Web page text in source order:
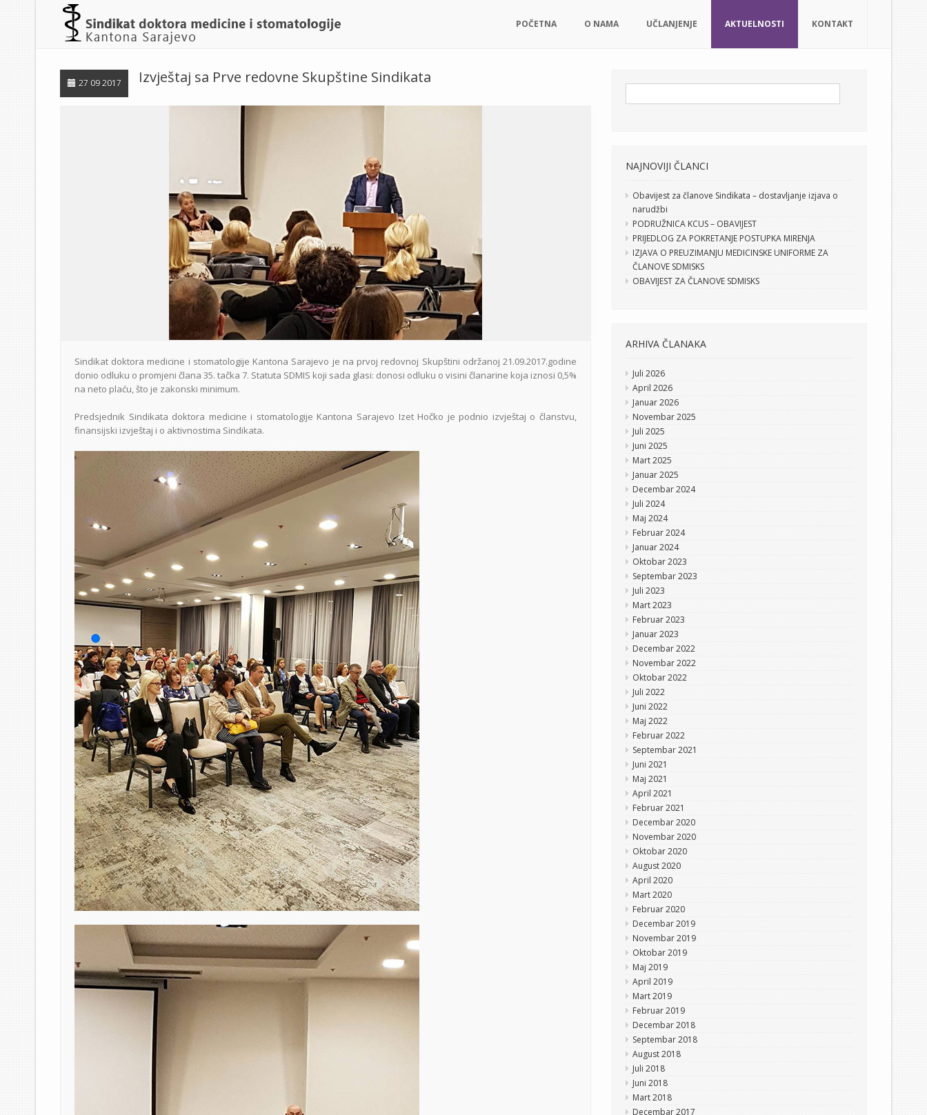
POČETNA O NAMA UČLANJENJE AKTUELNOSTI KONTAKT
27 09 2017 Izvještaj sa Prve redovne Skupštine Sindikata
Sindikat doktora medicine i stomatologije Kantona Sarajevo je na prvoj redovnoj Skupštini održanoj 21.09.2017.godine
donio odluku o promjeni člana 35. tačka 7. Statuta SDMIS koji sada glasi: donosi odluku o visini članarine koja iznosi 0,5%
na neto plaću, što je zakonski minimum.
Predsjednik Sindikata doktora medicine i stomatologije Kantona Sarajevo Izet Hočko je podnio izvještaj o članstvu,
finansijski izvještaj i o aktivnostima Sindikata.
NAJNOVIJI ČLANCI
Obavijest za članove Sindikata – dostavljanje izjava o
narudžbi
PODRUŽNICA KCUS – OBAVIJEST
PRIJEDLOG ZA POKRETANJE POSTUPKA MIRENJA
IZJAVA O PREUZIMANJU MEDICINSKE UNIFORME ZA
ČLANOVE SDMISKS
OBAVIJEST ZA ČLANOVE SDMISKS
ARHIVA ČLANAKA
Juli 2026
April 2026
Januar 2026
Novembar 2025
Juli 2025
Juni 2025
Mart 2025
Januar 2025
Decembar 2024
Juli 2024
Maj 2024
Februar 2024
Januar 2024
Oktobar 2023
Septembar 2023
Juli 2023
Mart 2023
Februar 2023
Januar 2023
Decembar 2022
Novembar 2022
Oktobar 2022
Juli 2022
Juni 2022
Maj 2022
Februar 2022
Septembar 2021
Juni 2021
Maj 2021
April 2021
Februar 2021
Decembar 2020
Novembar 2020
Oktobar 2020
August 2020
April 2020
Mart 2020
Februar 2020
Decembar 2019
Novembar 2019
Oktobar 2019
Maj 2019
April 2019
Mart 2019
Februar 2019
Decembar 2018
Septembar 2018
August 2018
Juli 2018
Juni 2018
Mart 2018
Decembar 2017